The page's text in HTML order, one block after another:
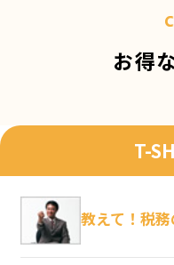
お得
T-
教えて！税